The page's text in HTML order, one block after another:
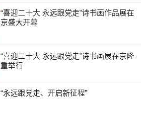
“喜迎二十大 永远跟党走”诗书画作品展在
京盛大开幕
“喜迎二十大 永远跟党走”诗书画展在京隆
重举行
“永远跟党走、开启新征程”